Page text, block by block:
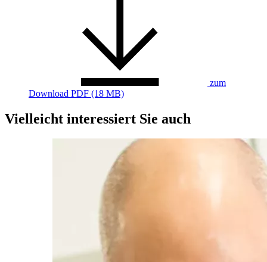
zum
Download PDF (18 MB)
Vielleicht interessiert Sie auch